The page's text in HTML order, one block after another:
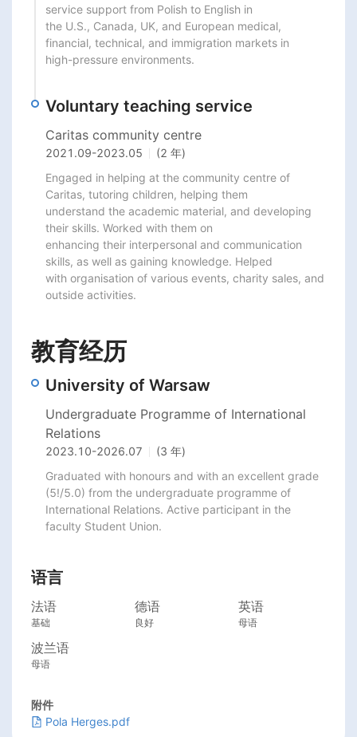
service support from Polish to English in
the U.S., Canada, UK, and European medical,
financial, technical, and immigration markets in
high-pressure environments.
Voluntary teaching service
Caritas community centre
2021.09-2023.05
(2 年)
Engaged in helping at the community centre of
Caritas, tutoring children, helping them
understand the academic material, and developing
their skills. Worked with them on
enhancing their interpersonal and communication
skills, as well as gaining knowledge. Helped
with organisation of various events, charity sales, and
outside activities.
教育经历
University of Warsaw
Undergraduate Programme of International
Relations
2023.10-2026.07
(3 年)
Graduated with honours and with an excellent grade
(5!/5.0) from the undergraduate programme of
International Relations. Active participant in the
faculty Student Union.
语言
法语
基础
德语
良好
英语
母语
波兰语
母语
附件
Pola Herges.pdf